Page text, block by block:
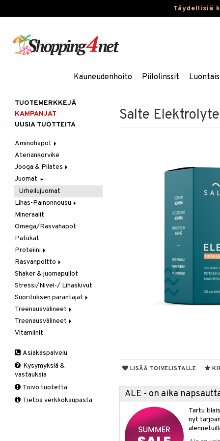
Täydellisiä
Kauneudenhoito Piilolinssit
Salte
LISÄÄ TOIVELISTALLE
ALE - on aika
Tartu
nyt
TUOTEMERKKEJÄ
KAMPANJAT
UUSIA TUOTTEITA
Aminohapot
Jauhe/Juoma
Kapselit/Tabletit
Ateriankorvike
Jooga & Pilates
Matot
Oheistarvikkeet
Juomat
Urheilujuomat
Lihas-Painonnousu
Aminohappo
Gainer
Kreatiini
Muut
Mineraalit
Omega/Rasvahapot
Patukat
Proteiini
Heraproteiini
Sekoitettu proteiini
Soija- & Munaproteiini
Rasvanpoltto
Kapselit/Tabletit
Shaker & juomapullot
Stressi/Nivel-/ Lihaskivut
Suorituksen parantajat
Kreatiini
Muut
Pre-Workout
Treenausvälineet
Kuntoilu
Oheistarvikkeet
Treenausvälineet
Kävelysauvat
Tuki ja suoja
Kyynärpää
Pohkeet
Polvi
Vitamiinit
Asiakaspalvelu
Kysymyksiä &
vastauksia
Toivo tuotetta
Tietoa verkkokaupasta